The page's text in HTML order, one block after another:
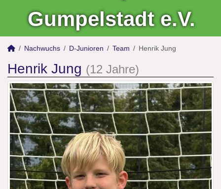
Gumpelstadt e.V.
Nachwuchs D-Junioren Team Henrik Jung
Henrik Jung (12 Jahre)